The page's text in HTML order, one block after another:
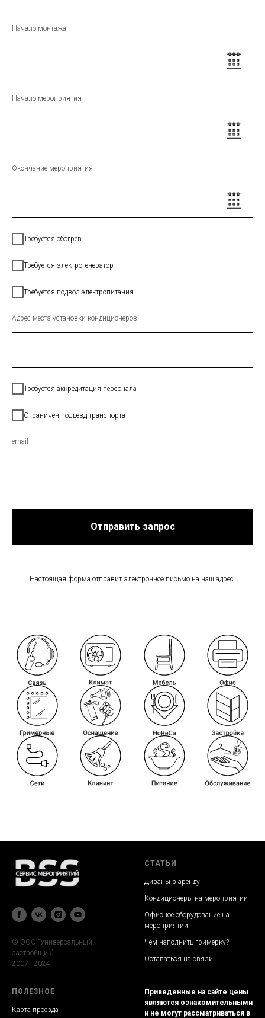
Начало монтажа
Начало мероприятия
Окончание мероприятия
Требуется обогрев
Требуется электрогенератор
Требуется подвод электропитания
Адрес места установки кондиционеров
Требуется аккредитация персонала
Ограничен подъезд транспорта
email
Отправить запрос
Настоящая форма отправит электронное письмо на наш адрес.
© ООО "Универсальный
застройщик"
2007 - 2024
СТАТЬИ
Диваны в аренду
Кондиционеры на мероприятии
Офисное оборудование на
мероприятии
Чем наполнить гримерку?
Оставаться на связи
ПОЛЕЗНОЕ
Карта проезда
Приведенные на сайте цены
являются ознакомительными
и не могут рассматриваться в